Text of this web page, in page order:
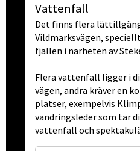
Vattenfall
Det finns flera
Vildmarksvägen,
fjällen i närheten av
Flera vattenfall ligger i
vägen, andra kräver en
platser, exempelvis
vandringsleder som tar
vattenfall och